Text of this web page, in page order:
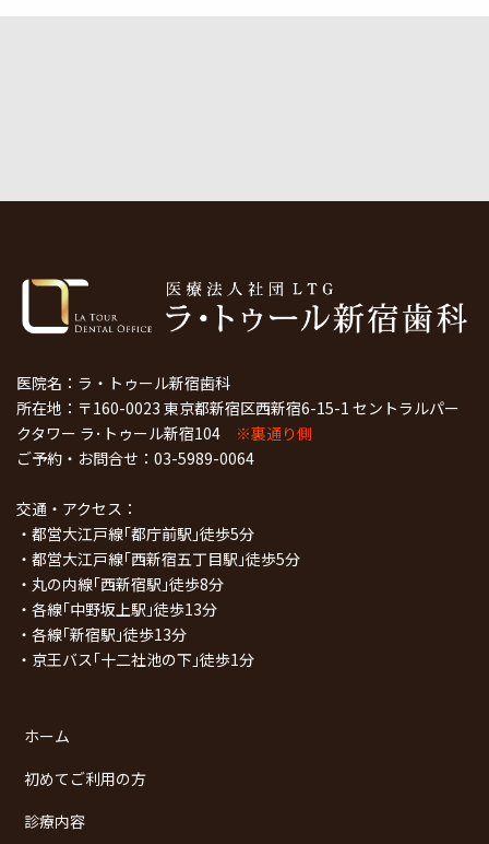
医院名：ラ・トゥール新宿歯科
所在地：〒160-0023 東京都新宿区西新宿6-15-1 セントラルパー
クタワー ラ･トゥール新宿104 ※裏通り側
ご予約・お問合せ： 03-5989-0064
交通・アクセス：
・都営大江戸線｢都庁前駅｣徒歩5分
・都営大江戸線｢西新宿五丁目駅｣徒歩5分
・丸の内線｢西新宿駅｣徒歩8分
・各線｢中野坂上駅｣徒歩13分
・各線｢新宿駅｣徒歩13分
・京王バス｢十二社池の下｣徒歩1分
ホーム
初めてご利用の方
診療内容